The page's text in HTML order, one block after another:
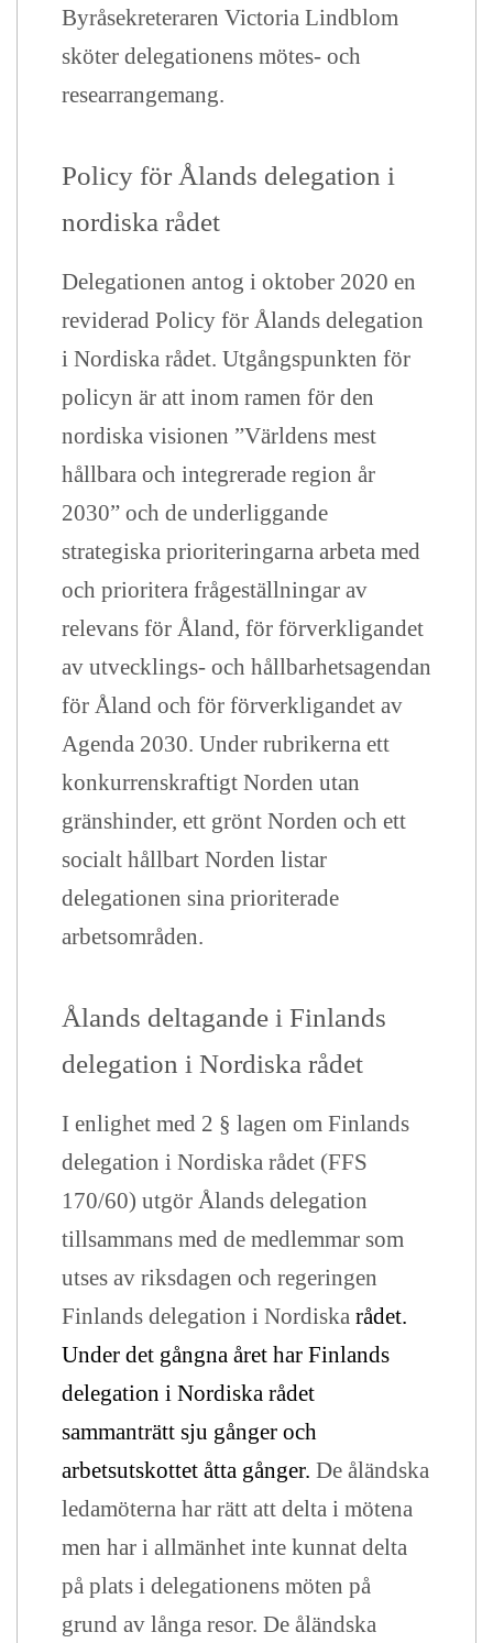
Byråsekreteraren Victoria Lindblom
sköter delegationens mötes- och
researrangemang.
Policy för Ålands delegation i
nordiska rådet
Delegationen antog i oktober 2020 en
reviderad Policy för Ålands delegation
i Nordiska rådet. Utgångspunkten för
policyn är att inom ramen för den
nordiska visionen ”Världens mest
hållbara och integrerade region år
2030” och de underliggande
strategiska prioriteringarna arbeta med
och prioritera frågeställningar av
relevans för Åland, för förverkligandet
av utvecklings- och hållbarhetsagendan
för Åland och för förverkligandet av
Agenda 2030. Under rubrikerna ett
konkurrenskraftigt Norden utan
gränshinder, ett grönt Norden och ett
socialt hållbart Norden listar
delegationen sina prioriterade
arbetsområden.
Ålands deltagande i Finlands
delegation i Nordiska rådet
I enlighet med 2 § lagen om Finlands
delegation i Nordiska rådet (FFS
170/60) utgör Ålands delegation
tillsammans med de medlemmar som
utses av riksdagen och regeringen
Finlands delegation i Nordiska rådet.
Under det gångna året har Finlands
delegation i Nordiska rådet
sammanträtt sju gånger och
arbetsutskottet åtta gånger. De åländska
ledamöterna har rätt att delta i mötena
men har i allmänhet inte kunnat delta
på plats i delegationens möten på
grund av långa resor. De åländska